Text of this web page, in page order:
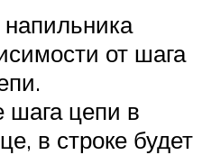
напильника
от шага
шага цепи в
в строке будет